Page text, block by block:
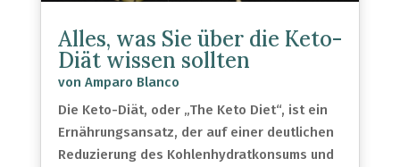
Alles, was Sie über die Keto-
Diät wissen sollten
von Amparo Blanco
Die Keto-Diät, oder „The Keto Diet“, ist ein
Ernährungsansatz, der auf einer deutlichen
Reduzierung des Kohlenhydratkonsums und